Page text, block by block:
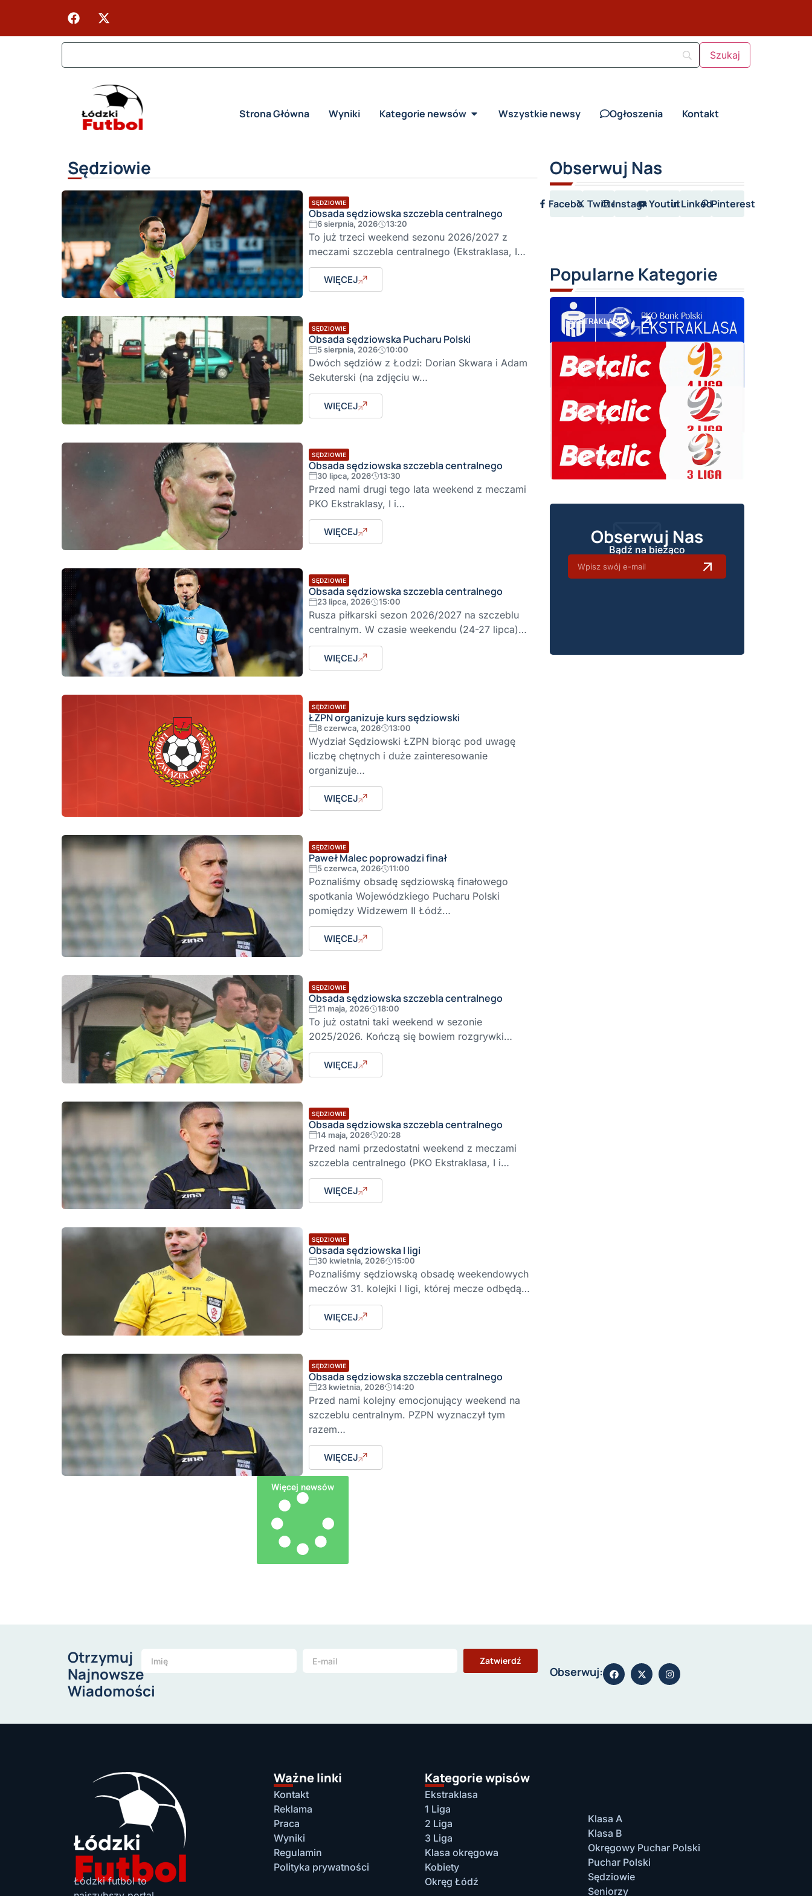
Strona Główna Wyniki Kategorie newsów Wszystkie newsy Ogłoszenia Kontakt
Sędziowie
SĘDZIOWIE
Obsada sędziowska szczebla centralnego
6 sierpnia, 2026 13:20
To już trzeci weekend sezonu 2026/2027 z
meczami szczebla centralnego (Ekstraklasa, I…
WIĘCEJ
SĘDZIOWIE
Obsada sędziowska Pucharu Polski
5 sierpnia, 2026 10:00
Dwóch sędziów z Łodzi: Dorian Skwara i Adam
Sekuterski (na zdjęciu w…
WIĘCEJ
SĘDZIOWIE
Obsada sędziowska szczebla centralnego
30 lipca, 2026 13:30
Przed nami drugi tego lata weekend z meczami
PKO Ekstraklasy, I i…
WIĘCEJ
SĘDZIOWIE
Obsada sędziowska szczebla centralnego
23 lipca, 2026 15:00
Rusza piłkarski sezon 2026/2027 na szczeblu
centralnym. W czasie weekendu (24-27 lipca)…
WIĘCEJ
SĘDZIOWIE
ŁZPN organizuje kurs sędziowski
8 czerwca, 2026 13:00
Wydział Sędziowski ŁZPN biorąc pod uwagę
liczbę chętnych i duże zainteresowanie
organizuje…
WIĘCEJ
SĘDZIOWIE
Paweł Malec poprowadzi finał
5 czerwca, 2026 11:00
Poznaliśmy obsadę sędziowską finałowego
spotkania Wojewódzkiego Pucharu Polski
pomiędzy Widzewem II Łódź…
WIĘCEJ
SĘDZIOWIE
Obsada sędziowska szczebla centralnego
21 maja, 2026 18:00
To już ostatni taki weekend w sezonie
2025/2026. Kończą się bowiem rozgrywki…
WIĘCEJ
SĘDZIOWIE
Obsada sędziowska szczebla centralnego
14 maja, 2026 20:28
Przed nami przedostatni weekend z meczami
szczebla centralnego (PKO Ekstraklasa, I i…
WIĘCEJ
SĘDZIOWIE
Obsada sędziowska I ligi
30 kwietnia, 2026 15:00
Poznaliśmy sędziowską obsadę weekendowych
meczów 31. kolejki I ligi, której mecze odbędą…
WIĘCEJ
SĘDZIOWIE
Obsada sędziowska szczebla centralnego
23 kwietnia, 2026 14:20
Przed nami kolejny emocjonujący weekend na
szczeblu centralnym. PZPN wyznaczył tym
razem…
WIĘCEJ
Więcej newsów
Obserwuj Nas
FacebookTwitterInstagramYoutubeLinkedInPinterest
Popularne Kategorie
EKSTRAKLASA
1 LIGA
2 LIGA
3 LIGA
Obserwuj Nas
Bądź na bieżąco
Otrzymuj
Najnowsze
Wiadomości
Zatwierdź
Obserwuj:
Łódzki futbol to
Ważne linki
Kontakt
Reklama
Praca
Wyniki
Regulamin
Polityka prywatności
Kategorie wpisów
Ekstraklasa
1 Liga
2 Liga
3 Liga
Klasa okręgowa
Kobiety
Okręg Łódź
Klasa A
Klasa B
Okręgowy Puchar Polski
Puchar Polski
Sędziowie
Seniorzy